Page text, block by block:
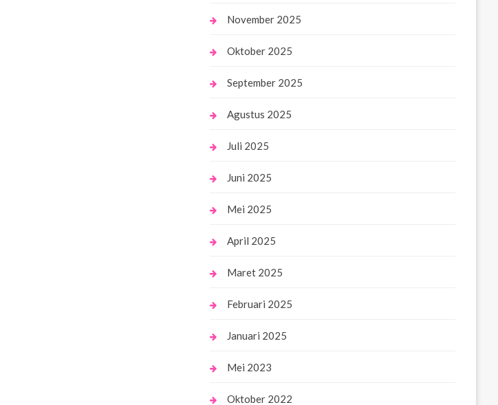
November 2025
Oktober 2025
September 2025
Agustus 2025
Juli 2025
Juni 2025
Mei 2025
April 2025
Maret 2025
Februari 2025
Januari 2025
Mei 2023
Oktober 2022